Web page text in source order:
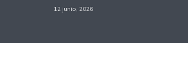
12 junio, 2026